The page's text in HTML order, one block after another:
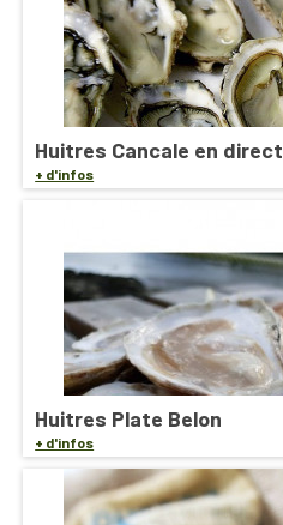
Huitres Cancale en direct
+ d'infos
Huitres Plate Belon
+ d'infos